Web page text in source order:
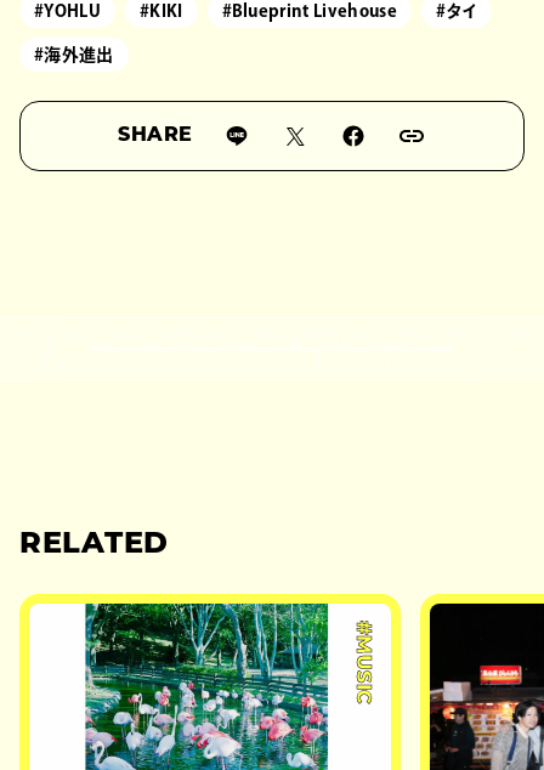
#YOHLU #KIKI #Blueprint Livehouse #タイ
#海外進出
SHARE
RELATED
#MUSIC